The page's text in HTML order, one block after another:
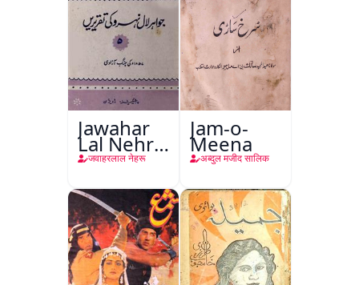
Jawahar
Lal Nehru
Ki
(Jang-e-
Azadi)
जवाहरलाल नेहरू
Jam-o-
Meena
अब्दुल मजीद सालिक